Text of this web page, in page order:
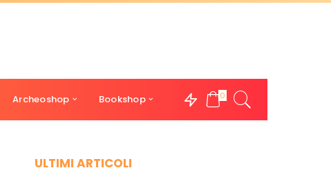
Archeoshop Bookshop 0
ULTIMI ARTICOLI